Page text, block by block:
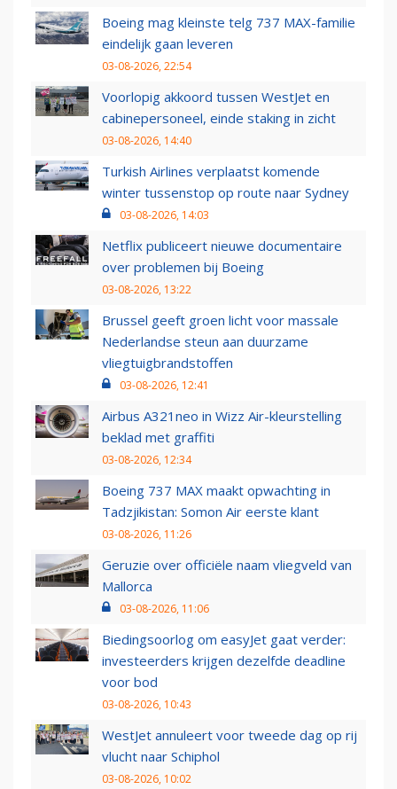
Boeing mag kleinste telg 737 MAX-familie
eindelijk gaan leveren
03-08-2026, 22:54
Voorlopig akkoord tussen WestJet en
cabinepersoneel, einde staking in zicht
03-08-2026, 14:40
Turkish Airlines verplaatst komende
winter tussenstop op route naar Sydney
03-08-2026, 14:03
Netflix publiceert nieuwe documentaire
over problemen bij Boeing
03-08-2026, 13:22
Brussel geeft groen licht voor massale
Nederlandse steun aan duurzame
vliegtuigbrandstoffen
03-08-2026, 12:41
Airbus A321neo in Wizz Air-kleurstelling
beklad met graffiti
03-08-2026, 12:34
Boeing 737 MAX maakt opwachting in
Tadzjikistan: Somon Air eerste klant
03-08-2026, 11:26
Geruzie over officiële naam vliegveld van
Mallorca
03-08-2026, 11:06
Biedingsoorlog om easyJet gaat verder:
investeerders krijgen dezelfde deadline
voor bod
03-08-2026, 10:43
WestJet annuleert voor tweede dag op rij
vlucht naar Schiphol
03-08-2026, 10:02